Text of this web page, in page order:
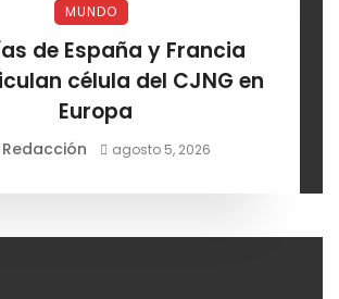
MUNDO
de España y Francia
célula del CJNG en
Europa
Redacción agosto 5, 2026